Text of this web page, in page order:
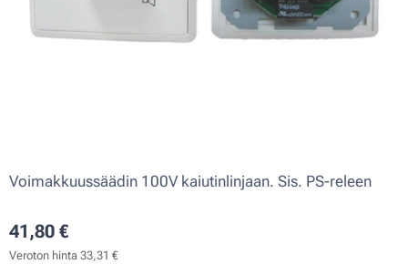
Voimakkuussäädin 100V kaiutinlinjaan. Sis. PS-releen
41,80 €
Veroton hinta 33,31 €